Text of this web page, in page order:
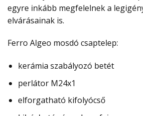
egyre inkább megfelelnek a
elvárásainak is.
Ferro Algeo mosdó csaptelep:
kerámia szabályozó betét
perlátor M24x1
elforgatható kifolyócső